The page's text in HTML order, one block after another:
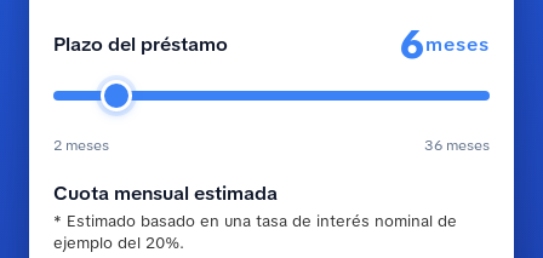
Plazo del préstamo meses
2 meses 36 meses
Cuota mensual estimada
* Estimado basado en una tasa de interés nominal de
ejemplo del 20%.